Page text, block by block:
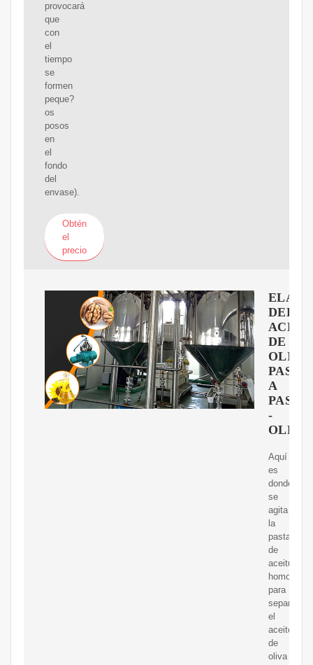
provocará
que
con
el
tiempo
se
formen
peque?
os
posos
en
el
fondo
del
envase).
Obtén
el
precio
DEL
DE
OLIVA
PASO
A
PASO
-
Aquí
es
donde
se
agita
la
pasta
de
aceituna
para
separar
el
aceite
de
oliva